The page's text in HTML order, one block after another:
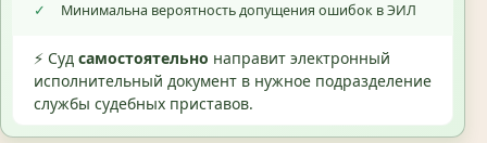
✓
Минимальна вероятность допущения ошибок в ЭИЛ
⚡ Суд самостоятельно направит электронный
исполнительный документ в нужное подразделение
службы судебных приставов.